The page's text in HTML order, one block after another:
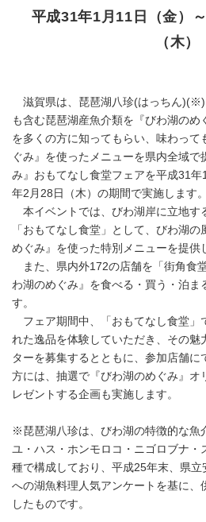
平成31年1月11日（金）
（木）
滋賀県は、琵琶湖八珍(はっちん)(※)
も含む琵琶湖産魚介類を『びわ湖のめ
を多くの方に知ってもらい、味わって
ぐみ』を使ったメニューを県内全域で
み』おもてなし食堂フェアを平成31年
年2月28日（木）の期間で実施します。
本イベントでは、びわ湖岸に立地す
「おもてなし食堂」として、びわ湖
めぐみ』を使った特別メニューを提供
また、県内外172の店舗を「街角食
わ湖のめぐみ』を食べる・買う・泊ま
す。
フェア期間中、「おもてなし食堂」
れた逸品を体験していただき、その魅
ターを募集するとともに、参加店舗に
方には、抽選で『びわ湖のめぐみ』オ
レゼントする企画も実施します。
※琵琶湖八珍は、びわ湖の特徴的な魚
ユ・ハス・ホンモロコ・ニゴロブナ・
種で構成しており、平成25年末、県
への湖魚料理人気アンケートを基に、
したものです。